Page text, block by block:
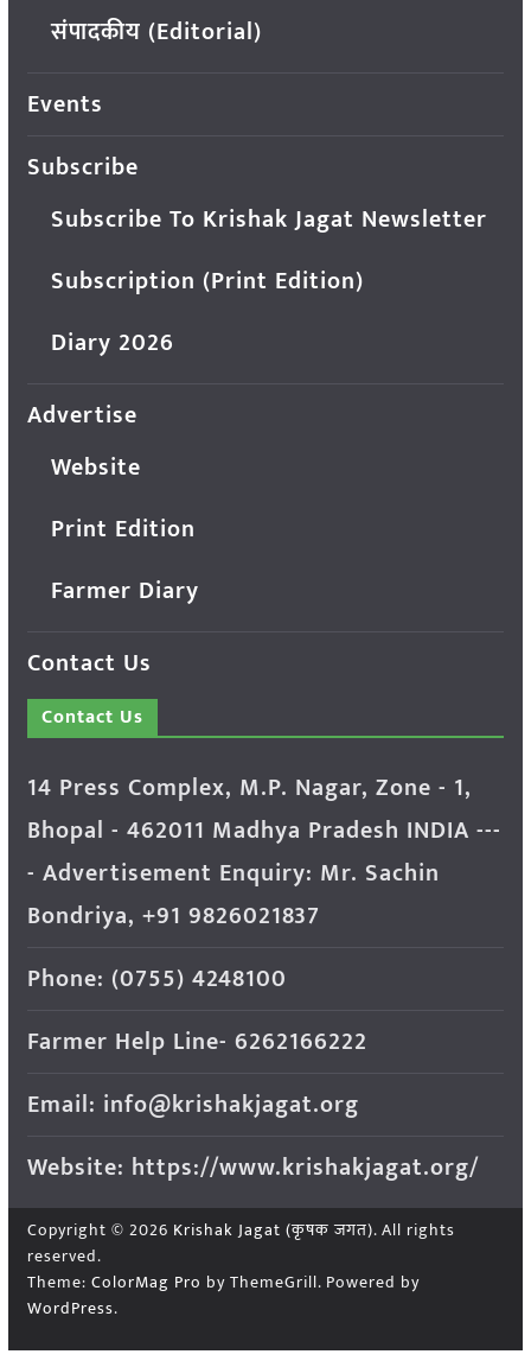
संपादकीय (Editorial)
Events
Subscribe
Subscribe To Krishak Jagat Newsletter
Subscription (Print Edition)
Diary 2026
Advertise
Website
Print Edition
Farmer Diary
Contact Us
Contact Us
14 Press Complex, M.P. Nagar, Zone - 1,
Bhopal - 462011 Madhya Pradesh INDIA ---
- Advertisement Enquiry: Mr. Sachin
Bondriya, +91 9826021837
Phone: (0755) 4248100
Farmer Help Line- 6262166222
Email: info@krishakjagat.org
Website: https://www.krishakjagat.org/
Copyright © 2026 Krishak Jagat (कृषक जगत). All rights
reserved.
Theme: ColorMag Pro by ThemeGrill. Powered by
WordPress.